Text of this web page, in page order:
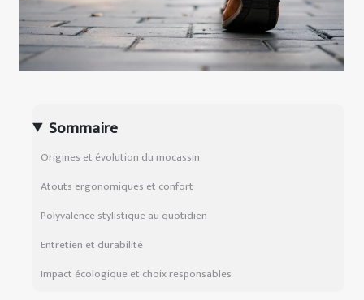
Sommaire
Origines et évolution du mocassin
Atouts ergonomiques et confort
Polyvalence stylistique au quotidien
Entretien et durabilité
Impact écologique et choix responsables